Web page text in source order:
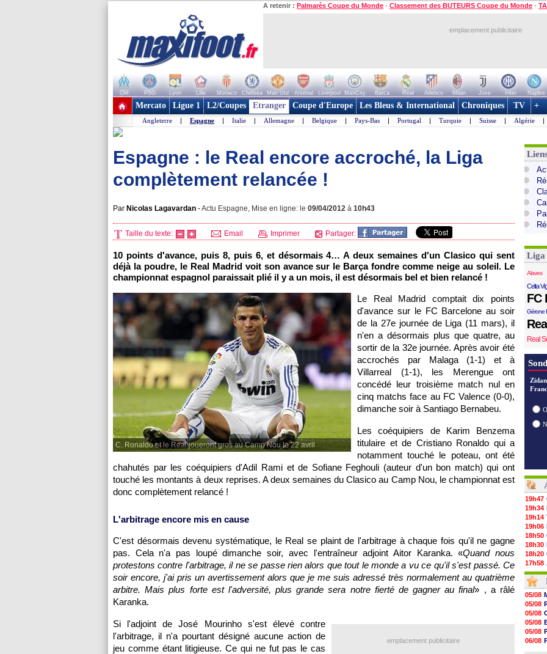
A retenir : Palmarès Coupe du Monde - Classement des BUTEURS Coupe du Monde -
emplacement publicitaire
OM PSG Lyon Lille Monaco Chelsea Man Utd Arsenal Liverpool ManCity Barca Real Atletico Milan Juve Inter Naples
+ de clubs
Mercato Ligue 1 L2/Coupes Etranger Coupe d'Europe Les Bleus & International Chroniques TV +
Angleterre | Espagne | Italie | Allemagne | Belgique | Pays-Bas | Portugal | Turquie | Suisse | Algérie |
Espagne : le Real encore accroché, la Liga
complètement relancée !
Par Nicolas Lagavardan -Actu Espagne, Mise en ligne: le 09/04/2012 à 10h43
Taille du texte: Email Imprimer Partager:
10 points d'avance, puis 8, puis 6, et désormais 4… A deux semaines d'un Clasico qui sent
déjà la poudre, le Real Madrid voit son avance sur le Barça fondre comme neige au soleil. Le
championnat espagnol paraissait plié il y a un mois, il est désormais bel et bien relancé !
C. Ronaldo et le Real joueront gros au Camp Nou le 22 avril
Le Real Madrid comptait dix points
d'avance sur le FC Barcelone au soir
de la 27e journée de Liga (11 mars), il
n'en a désormais plus que quatre, au
sortir de la 32e journée. Après avoir été
accrochés par Malaga (1-1) et à
Villarreal (1-1), les Merengue ont
concédé leur troisième match nul en
cinq matchs face au FC Valence (0-0),
dimanche soir à Santiago Bernabeu.
Les coéquipiers de Karim Benzema
titulaire et de Cristiano Ronaldo qui a
notamment touché le poteau, ont été
chahutés par les coéquipiers d'Adil Rami et de Sofiane Feghouli (auteur d'un bon match) qui ont
touché les montants à deux reprises. A deux semaines du Clasico au Camp Nou, le championnat est
donc complètement relancé !
L'arbitrage encore mis en cause
C'est désormais devenu systématique, le Real se plaint de l'arbitrage à chaque fois qu'il ne gagne
pas. Cela n'a pas loupé dimanche soir, avec l'entraîneur adjoint Aitor Karanka. «Quand nous
protestons contre l'arbitrage, il ne se passe rien alors que tout le monde a vu ce qu'il s'est passé. Ce
soir encore, j'ai pris un avertissement alors que je me suis adressé très normalement au quatrième
arbitre. Mais plus forte est l'adversité, plus grande sera notre fierté de gagner au final» , a râlé
Karanka.
emplacement publicitaire
Si l'adjoint de José Mourinho s'est élevé contre
l'arbitrage, il n'a pourtant désigné aucune action de
jeu comme étant litigieuse. Ce qui ne fut pas le cas
Liga
Alaves
Celta
FC
Gérone
Real
19h47
19h34
19h14
19h06
18h50
18h30
18h20
17h58
17h47
17h34
17h22
17h10
16h59
16h53
16h45
16h34
16h21
05/08
05/08
05/08
05/08
05/08
06/08